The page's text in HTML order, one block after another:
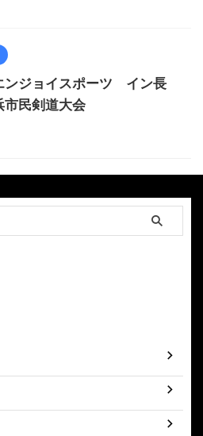
ンジョイスポーツ イン長
民剣道大会